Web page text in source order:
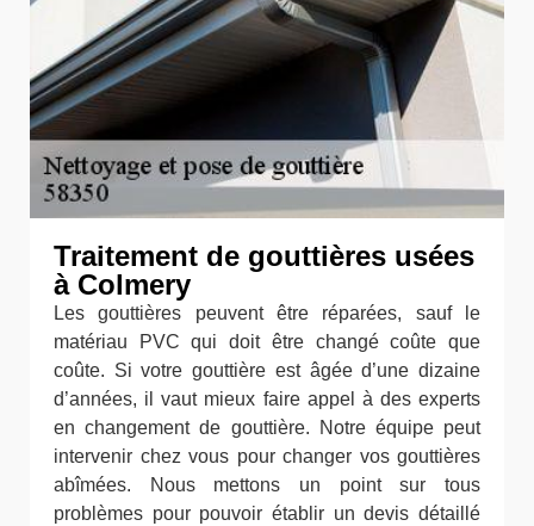
Traitement de gouttières usées
à Colmery
Les gouttières peuvent être réparées, sauf le
matériau PVC qui doit être changé coûte que
coûte. Si votre gouttière est âgée d’une dizaine
d’années, il vaut mieux faire appel à des experts
en changement de gouttière. Notre équipe peut
intervenir chez vous pour changer vos gouttières
abîmées. Nous mettons un point sur tous
problèmes pour pouvoir établir un devis détaillé